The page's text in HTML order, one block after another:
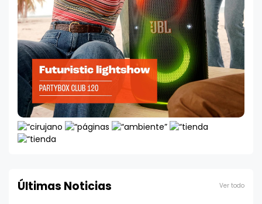
Últimas Noticias Ver todo